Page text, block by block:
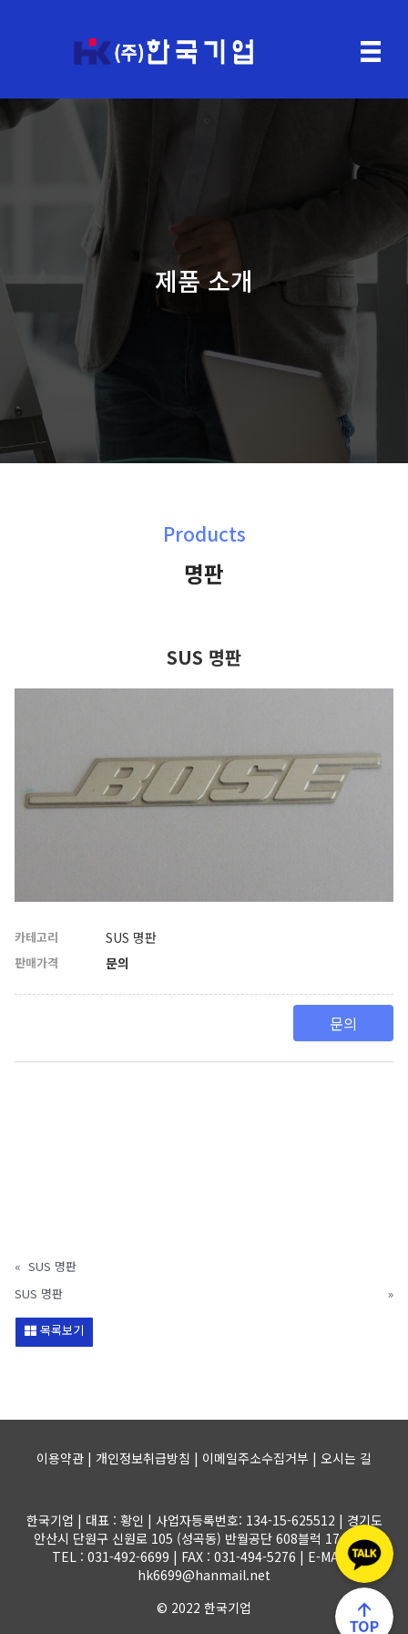
제품 소개
Products
명판
SUS 명판
카테고리 SUS 명판
판매가격
문의
« SUS 명판
SUS 명판
»
목록보기
이용약관 | 개인정보취급방침 | 이메일주소수집거부 | 오시는 길
한국기업 | 대표 : 황인 | 사업자등록번호: 134-15-625512 | 경기도
안산시 단원구 신원로 105 (성곡동) 반월공단 608블럭 17-1롯트
TEL : 031-492-6699 | FAX : 031-494-5276 | E-MAIL :
hk6699@hanmail.net
© 2022 한국기업